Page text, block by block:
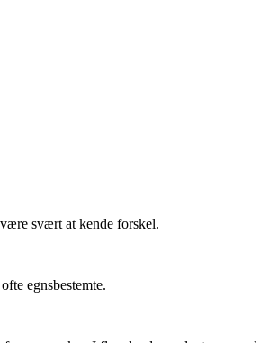
svært at kende forskel.
egnsbestemte.